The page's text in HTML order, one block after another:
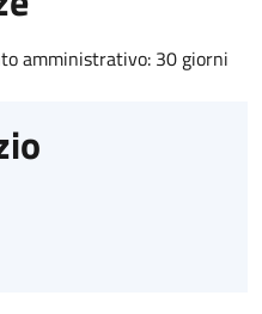
amministrativo: 30 giorni